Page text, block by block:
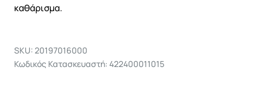
καθάρισμα.
SKU: 20197016000
Κωδικός Κατασκευαστή: 422400011015